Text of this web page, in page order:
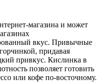
магазина и может
вкус. Привычные
придавая
привкус. Кислинка в
позволяет готовить
или кофе по-восточному.